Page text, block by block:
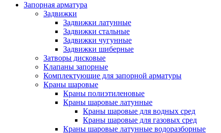
Запорная арматура
Задвижки
Задвижки латунные
Задвижки стальные
Задвижки чугунные
Задвижки шиберные
Затворы дисковые
Клапаны запорные
Комплектующие для запорной арматуры
Краны шаровые
Краны полиэтиленовые
Краны шаровые латунные
Краны шаровые для водных сред
Краны шаровые для газовых сред
Краны шаровые латунные водоразборные